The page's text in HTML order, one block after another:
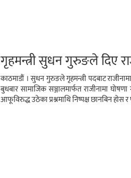
गृहमन्त्री सुधन गुरुङले दिए
काठमाडौं । सुधन गुरुङले गृहमन्त्री पदबाट
बुधबार सामाजिक सञ्जालमार्फत राजीनामा
आफूविरुद्ध उठेका प्रश्नमाथि निष्पक्ष छानबिन होस